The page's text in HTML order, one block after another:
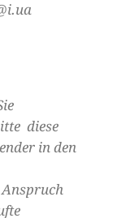
diese
in den